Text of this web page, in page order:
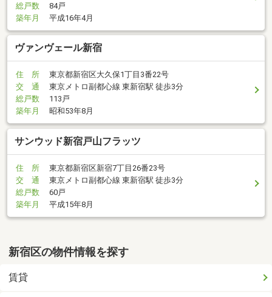
総戸数
84戸
築年月
平成16年4月
ヴァンヴェール新宿
住 所
東京都新宿区大久保1丁目3番22号
交 通
東京メトロ副都心線 東新宿駅 徒歩3分
総戸数
113戸
築年月
昭和53年8月
サンウッド新宿戸山フラッツ
住 所
東京都新宿区新宿7丁目26番23号
交 通
東京メトロ副都心線 東新宿駅 徒歩3分
総戸数
60戸
築年月
平成15年8月
新宿区の物件情報を探す
賃貸